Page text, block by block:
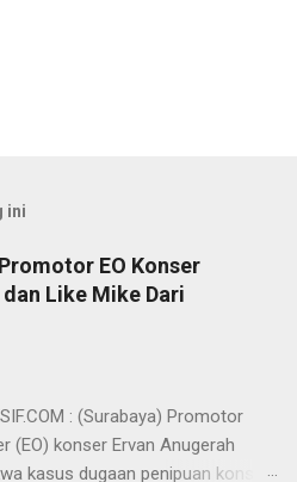
ini
EO Konser
Like Mike Dari
: (Surabaya) Promotor
(EO) konser Ervan Anugerah
kasus dugaan penipuan konser